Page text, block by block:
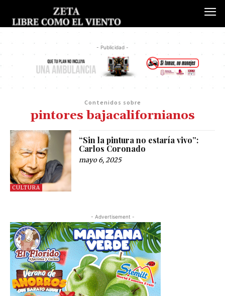
- Publicidad -
Contenidos sobre
pintores bajacalifornianos
CULTURA
“Sin la pintura no estaría vivo”:
Carlos Coronado
mayo 6, 2025
- Advertisement -